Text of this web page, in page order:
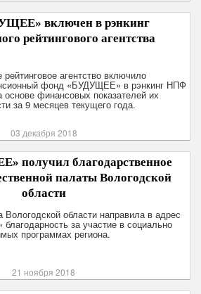
включен в рэнкинг
рейтингового агентства
агентство включило
фонд «БУДУЩЕЕ» в рэнкинг НПФ
основе финансовых показателей их
за 9 месяцев текущего года.
03 декабря 2018
получил благодарственное
палаты Вологодской
области
области направила в адрес
за участие в социально
программах региона.
21 ноября 2018